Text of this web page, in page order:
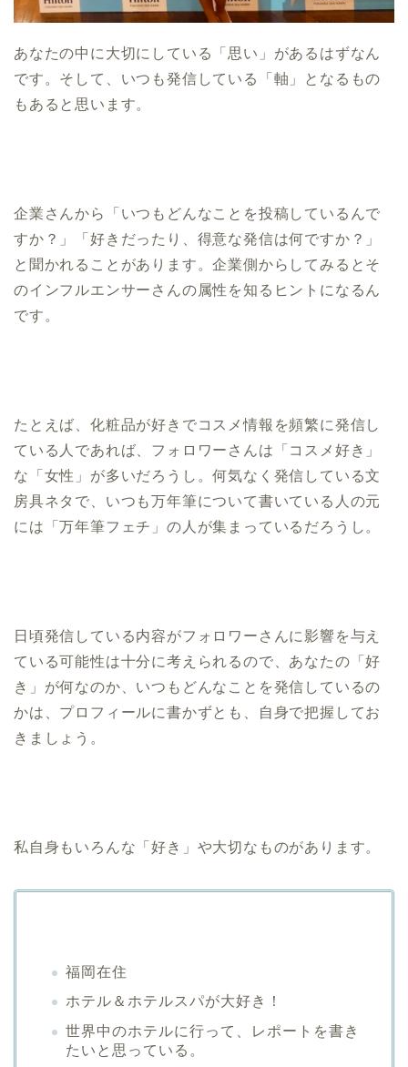
あなたの中に大切にしている「思い」があるはずなん
です。そして、いつも発信している「軸」となるもの
もあると思います。
企業さんから「いつもどんなことを投稿しているんで
すか？」「好きだったり、得意な発信は何ですか？」
と聞かれることがあります。企業側からしてみるとそ
のインフルエンサーさんの属性を知るヒントになるん
です。
たとえば、化粧品が好きでコスメ情報を頻繁に発信し
ている人であれば、フォロワーさんは「コスメ好き」
な「女性」が多いだろうし。何気なく発信している文
房具ネタで、いつも万年筆について書いている人の元
には「万年筆フェチ」の人が集まっているだろうし。
日頃発信している内容がフォロワーさんに影響を与え
ている可能性は十分に考えられるので、あなたの「好
き」が何なのか、いつもどんなことを発信しているの
かは、プロフィールに書かずとも、自身で把握してお
きましょう。
私自身もいろんな「好き」や大切なものがあります。
福岡在住
ホテル＆ホテルスパが大好き！
世界中のホテルに行って、レポートを書き
たいと思っている。